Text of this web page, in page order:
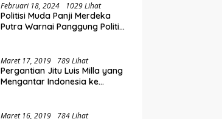
Februari 18, 2024 1029 Lihat
Politisi Muda Panji Merdeka
Putra Warnai Panggung Politik
Maret 17, 2019 789 Lihat
Pergantian Jitu Luis Milla yang
Mengantar Indonesia ke
Maret 16, 2019 784 Lihat